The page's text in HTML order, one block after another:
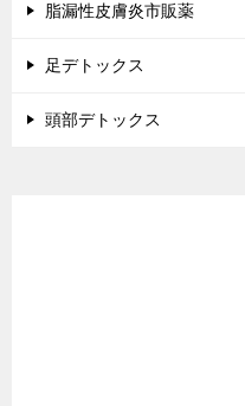
脂漏性皮膚炎市販薬
足デトックス
頭部デトックス